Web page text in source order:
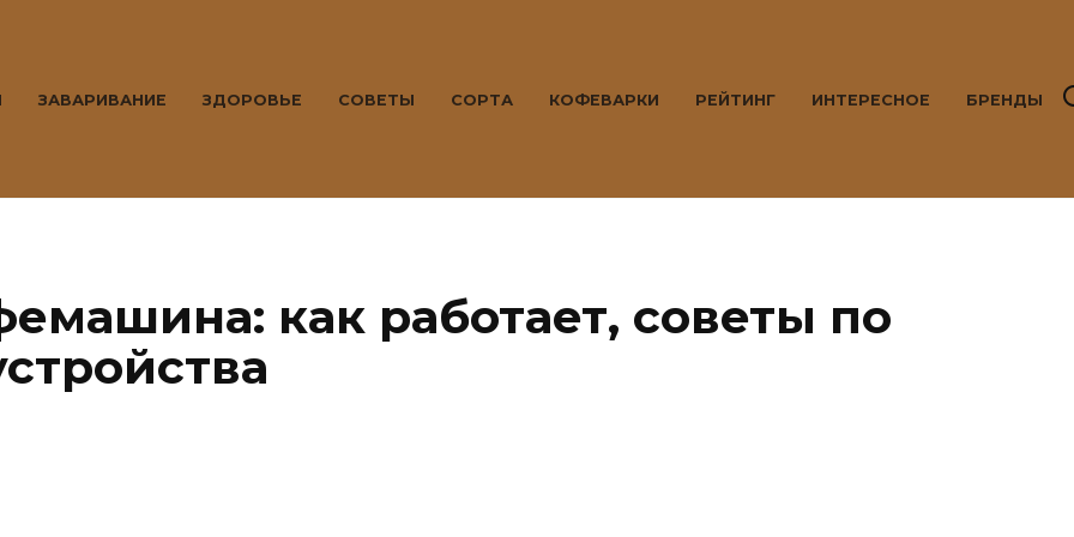
ЗАВАРИВАНИЕ ЗДОРОВЬЕ СОВЕТЫ СОРТА КОФЕВАРКИ РЕЙТИНГ ИНТЕРЕСНОЕ БРЕНДЫ
как работает, советы по